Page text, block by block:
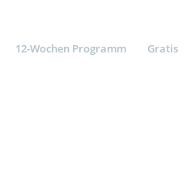
12-Wochen Programm Gratis